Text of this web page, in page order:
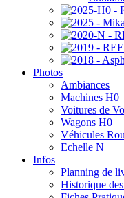
Photos
Ambiances
Machines H0
Voitures de
Wagons H0
Véhicules
Echelle N
Infos
Planning de
Historique